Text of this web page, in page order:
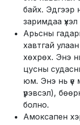
байх. Эдгээр
заримдаа
Арьсны
хавтгай
хөхрөх. Энэ
цусны
юм. Энэ нь үе
үрэвсэл),
болно.
Амоксапен